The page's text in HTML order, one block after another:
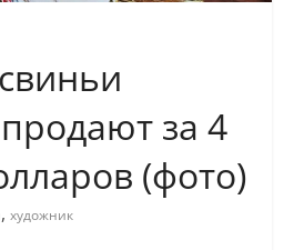
за 4
(фото)
, художник